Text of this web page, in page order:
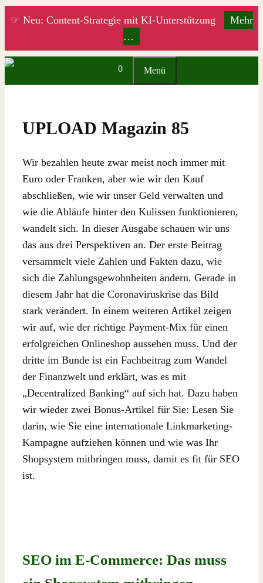
Zum
☞ Neu: Content-Strategie mit KI-Unterstützung
Mehr
…
0 Menü
UPLOAD Magazin 85
Wir bezahlen heute zwar meist noch immer mit
Euro oder Franken, aber wie wir den Kauf
abschließen, wie wir unser Geld verwalten und
wie die Abläufe hinter den Kulissen funktionieren,
wandelt sich. In dieser Ausgabe schauen wir uns
das aus drei Perspektiven an. Der erste Beitrag
versammelt viele Zahlen und Fakten dazu, wie
sich die Zahlungsgewohnheiten ändern. Gerade in
diesem Jahr hat die Coronaviruskrise das Bild
stark verändert. In einem weiteren Artikel zeigen
wir auf, wie der richtige Payment-Mix für einen
erfolgreichen Onlineshop aussehen muss. Und der
dritte im Bunde ist ein Fachbeitrag zum Wandel
der Finanzwelt und erklärt, was es mit
„Decentralized Banking“ auf sich hat. Dazu haben
wir wieder zwei Bonus-Artikel für Sie: Lesen Sie
darin, wie Sie eine internationale Linkmarketing-
Kampagne aufziehen können und wie was Ihr
Shopsystem mitbringen muss, damit es fit für SEO
ist.
SEO im E-Commerce: Das muss